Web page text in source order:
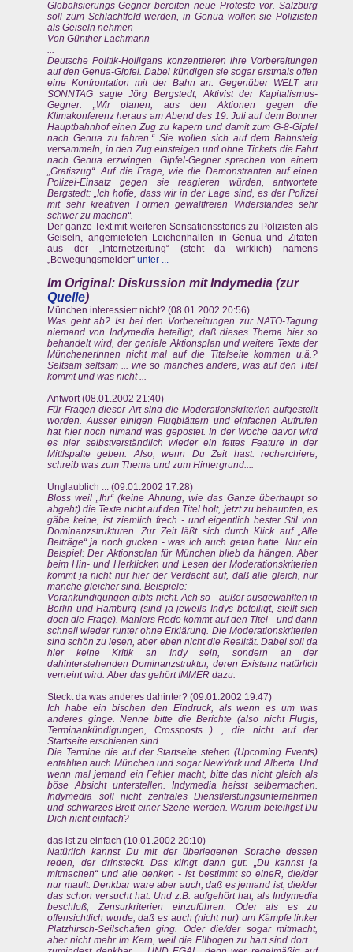
Globalisierungs-Gegner bereiten neue Proteste vor. Salzburg
soll zum Schlachtfeld werden, in Genua wollen sie Polizisten
als Geiseln nehmen
Von Günther Lachmann
...
Deutsche Politik-Holligans konzentrieren ihre Vorbereitungen
auf den Genua-Gipfel. Dabei kündigen sie sogar erstmals offen
eine Konfrontation mit der Bahn an. Gegenüber WELT am
SONNTAG sagte Jörg Bergstedt, Aktivist der Kapitalismus-
Gegner: „Wir planen, aus den Aktionen gegen die
Klimakonferenz heraus am Abend des 19. Juli auf dem Bonner
Hauptbahnhof einen Zug zu kapern und damit zum G-8-Gipfel
nach Genua zu fahren.“ Sie wollen sich auf dem Bahnsteig
versammeln, in den Zug einsteigen und ohne Tickets die Fahrt
nach Genua erzwingen. Gipfel-Gegner sprechen von einem
„Gratiszug“. Auf die Frage, wie die Demonstranten auf einen
Polizei-Einsatz gegen sie reagieren würden, antwortete
Bergstedt: „Ich hoffe, dass wir in der Lage sind, es der Polizei
mit sehr kreativen Formen gewaltfreien Widerstandes sehr
schwer zu machen“.
Der ganze Text mit weiteren Sensationsstories zu Polizisten als
Geiseln, angemieteten Leichenhallen in Genua und Zitaten
aus der „Internetzeitung“ (steht da wirklich) namens
„Bewegungsmelder“ unter ...
Im Original: Diskussion mit Indymedia (zur
Quelle)
München interessiert nicht? (08.01.2002 20:56)
Was geht ab? Ist bei den Vorbereitungen zur NATO-Tagung
niemand von Indymedia beteiligt, daß dieses Thema hier so
behandelt wird, der geniale Aktionsplan und weitere Texte der
MünchenerInnen nicht mal auf die Titelseite kommen u.ä.?
Seltsam seltsam ... wie so manches andere, was auf den Titel
kommt und was nicht ...
Antwort (08.01.2002 21:40)
Für Fragen dieser Art sind die Moderationskriterien aufgestellt
worden. Ausser einigen Flugblättern und einfachen Aufrufen
hat hier noch nimand was gepostet. In der Woche davor wird
es hier selbstverständlich wieder ein fettes Feature in der
Mittlspalte geben. Also, wenn Du Zeit hast: recherchiere,
schreib was zum Thema und zum Hintergrund....
Unglaublich ... (09.01.2002 17:28)
Bloss weil „Ihr“ (keine Ahnung, wie das Ganze überhaupt so
abgeht) die Texte nicht auf den Titel holt, jetzt zu behaupten, es
gäbe keine, ist ziemlich frech - und eigentlich bester Stil von
Dominanzstrukturen. Zur Zeit läßt sich durch Klick auf „Alle
Beiträge“ ja noch gucken - was ich auch getan hatte. Nur ein
Beispiel: Der Aktionsplan für München blieb da hängen. Aber
beim Hin- und Herklicken und Lesen der Moderationskriterien
kommt ja nicht nur hier der Verdacht auf, daß alle gleich, nur
manche gleicher sind. Beispiele:
Vorankündigungen gibts nicht. Ach so - außer ausgewählten in
Berlin und Hamburg (sind ja jeweils Indys beteiligt, stellt sich
doch die Frage). Mahlers Rede kommt auf den Titel - und dann
schnell wieder runter ohne Erklärung. Die Moderationskriterien
sind schön zu lesen, aber eben nicht die Realität. Dabei soll da
hier keine Kritik an Indy sein, sondern an der
dahinterstehenden Dominanzstruktur, deren Existenz natürlich
verneint wird. Aber das gehört IMMER dazu.
Steckt da was anderes dahinter? (09.01.2002 19:47)
Ich habe ein bischen den Eindruck, als wenn es um was
anderes ginge. Nenne bitte die Berichte (also nicht Flugis,
Terminankündigungen, Crossposts...) , die nicht auf der
Startseite erschienen sind.
Die Termine die auf der Startseite stehen (Upcoming Events)
entahlten auch München und sogar NewYork und Alberta. Und
wenn mal jemand ein Fehler macht, bitte das nicht gleich als
böse Absicht unterstellen. Indymedia heisst selbermachen.
Indymedia soll nicht zentrales Dienstleistungsunternehmen
und schwarzes Brett einer Szene werden. Warum beteiligst Du
Dich nicht einfach?
das ist zu einfach (10.01.2002 20:10)
Natürlich kannst Du mit der überlegenen Sprache dessen
reden, der drinsteckt. Das klingt dann gut: „Du kannst ja
mitmachen“ und alle denken - ist bestimmt so eineR, die/der
nur mault. Denkbar ware aber auch, daß es jemand ist, die/der
das schon versucht hat. Und z.B. aufgehört hat, als Indymedia
beschloß, Zensurkriterien einzuführen. Oder als es zu
offensichtlich wurde, daß es auch (nicht nur) um Kämpfe linker
Platzhirsch-Seilschaften ging. Oder die/der sogar mitmacht,
aber nicht mehr im Kern, weil die Ellbogen zu hart sind dort ...